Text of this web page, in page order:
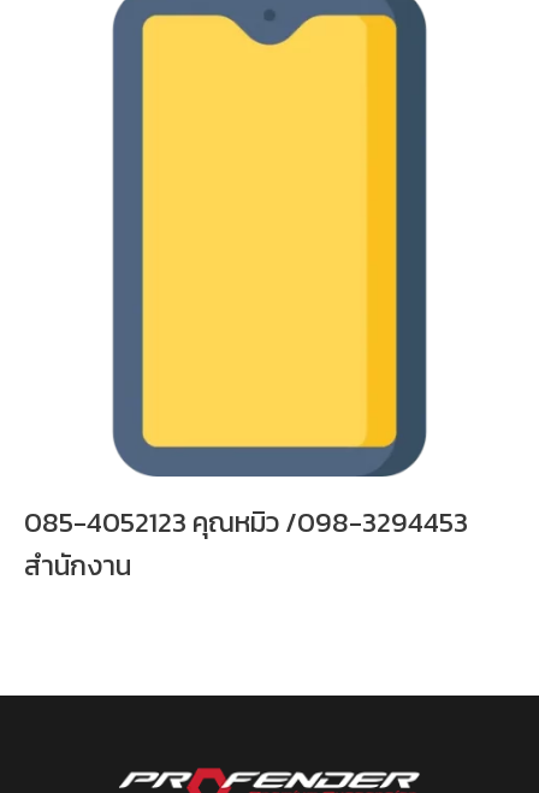
085-4052123 คุณหมิว /098-3294453
สำนักงาน